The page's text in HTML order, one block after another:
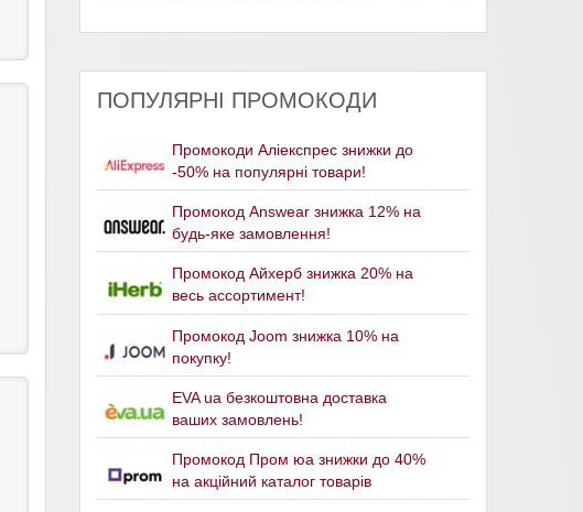
ПОПУЛЯРНІ ПРОМОКОДИ
Промокоди Аліекспрес знижки до
-50% на популярні товари!
Промокод Answear знижка 12% на
будь-яке замовлення!
Промокод Айхерб знижка 20% на
весь ассортимент!
Промокод Joom знижка 10% на
покупку!
EVA ua безкоштовна доставка
ваших замовлень!
Промокод Пром юа знижки до 40%
на акційний каталог товарів